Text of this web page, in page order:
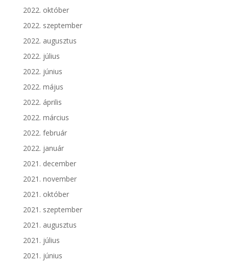
2022. október
2022. szeptember
2022. augusztus
2022. július
2022. június
2022. május
2022. április
2022. március
2022. február
2022. január
2021. december
2021. november
2021. október
2021. szeptember
2021. augusztus
2021. július
2021. június